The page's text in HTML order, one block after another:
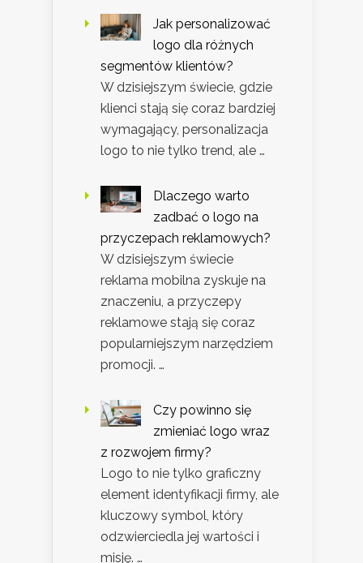
Jak personalizować
logo dla różnych
segmentów klientów?
W dzisiejszym świecie, gdzie
klienci stają się coraz bardziej
wymagający, personalizacja
logo to nie tylko trend, ale …
Dlaczego warto
zadbać o logo na
przyczepach reklamowych?
W dzisiejszym świecie
reklama mobilna zyskuje na
znaczeniu, a przyczepy
reklamowe stają się coraz
popularniejszym narzędziem
promocji. …
Czy powinno się
zmieniać logo wraz
z rozwojem firmy?
Logo to nie tylko graficzny
element identyfikacji firmy, ale
kluczowy symbol, który
odzwierciedla jej wartości i
misję. …